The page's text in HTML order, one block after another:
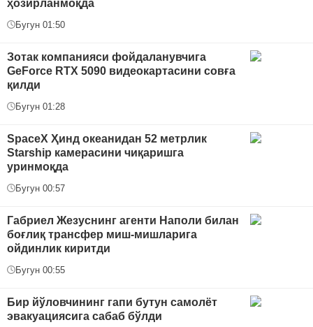
ҳозирланмоқда
Бугун 01:50
Зотак компанияси фойдаланувчига
GeForce RTX 5090 видеокартасини совға
қилди
Бугун 01:28
SpaceX Ҳинд океанидан 52 метрлик
Starship камерасини чиқаришга
уринмоқда
Бугун 00:57
Габриел Жезуснинг агенти Наполи билан
боғлиқ трансфер миш-мишларига
ойдинлик киритди
Бугун 00:55
Бир йўловчининг гапи бутун самолёт
эвакуациясига сабаб бўлди